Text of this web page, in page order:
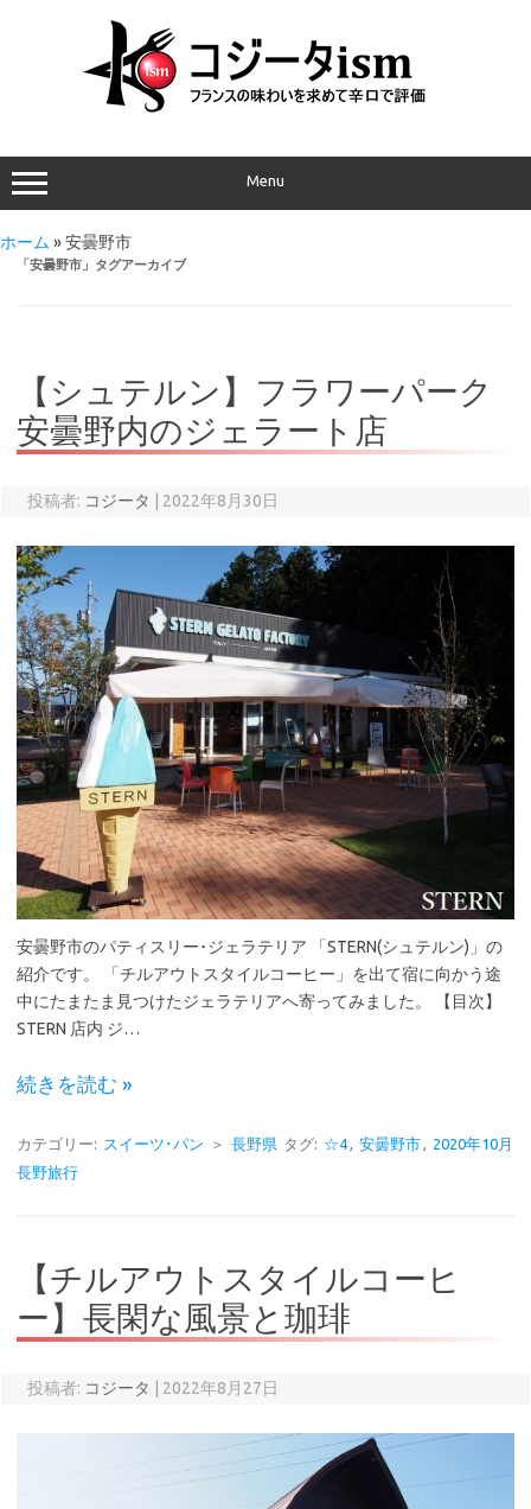
Menu
ホーム »安曇野市
「安曇野市 」タグアーカイブ
【シュテルン】フラワーパーク
安曇野内のジェラート店
投稿者: コジータ 2022年8月30日
安曇野市のパティスリー･ジェラテリア 「STERN(シュテルン)」の
紹介です。 「チルアウトスタイルコーヒー」を出て宿に向かう途
中にたまたま見つけたジェラテリアへ寄ってみました。 【目次】
STERN 店内 ジ…
続きを読む »
カテゴリー: スイーツ･パン ＞ 長野県 タグ: ☆4, 安曇野市, 2020年10月
長野旅行
【チルアウトスタイルコーヒ
ー】長閑な風景と珈琲
投稿者: コジータ 2022年8月27日